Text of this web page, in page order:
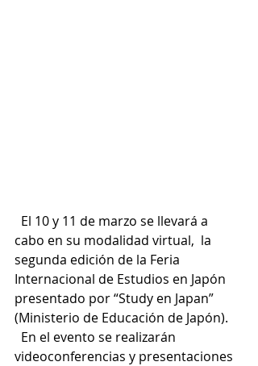
cabo en su modalidad virtual,  la
segunda edición de la Feria
Internacional de Estudios en Japón
presentado por “Study en Japan”
(Ministerio de Educación de Japón).
videoconferencias y presentaciones